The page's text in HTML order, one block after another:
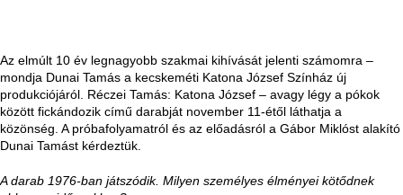
Az elmúlt 10 év legnagyobb szakmai kihívását jelenti számomra –
mondja Dunai Tamás a kecskeméti Katona József Színház új
produkciójáról. Réczei Tamás: Katona József – avagy légy a pókok
között fickándozik című darabját november 11-étől láthatja a
közönség. A próbafolyamatról és az előadásról a Gábor Miklóst alakító
Dunai Tamást kérdeztük.
A darab 1976-ban játszódik. Milyen személyes élményei kötődnek